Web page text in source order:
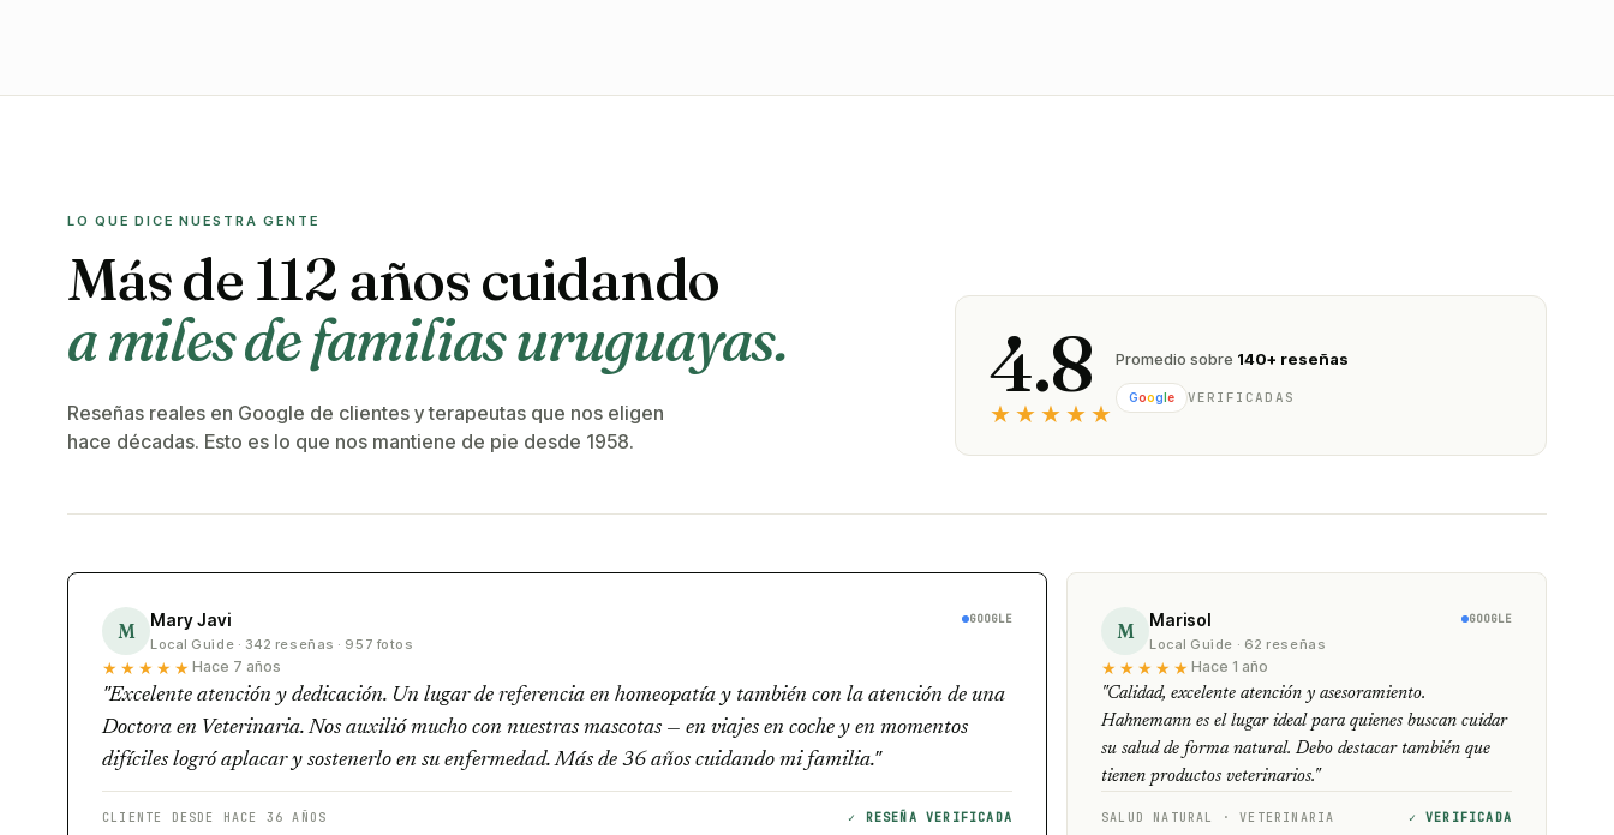
LO QUE DICE NUESTRA GENTE
Más de 112 años cuidando
a miles de familias uruguayas.
Reseñas reales en Google de clientes y terapeutas que nos eligen
hace décadas. Esto es lo que nos mantiene de pie desde 1958.
4.8
★★★★★
Promedio sobre 140+ reseñas
Google VERIFICADAS
M Mary Javi
Local Guide · 342 reseñas · 957 fotos
GOOGLE
★★★★★ Hace 7 años
"Excelente atención y dedicación. Un lugar de referencia en homeopatía y también con la atención de una
Doctora en Veterinaria. Nos auxilió mucho con nuestras mascotas — en viajes en coche y en momentos
difíciles logró aplacar y sostenerlo en su enfermedad. Más de 36 años cuidando mi familia."
CLIENTE DESDE HACE 36 AÑOS ✓ RESEÑA VERIFICADA
M Marisol
Local Guide · 62 reseñas
GOOGLE
★★★★★ Hace 1 año
"Calidad, excelente atención y asesoramiento.
Hahnemann es el lugar ideal para quienes buscan cuidar
su salud de forma natural. Debo destacar también que
tienen productos veterinarios."
SALUD NATURAL · VETERINARIA ✓ VERIFICADA